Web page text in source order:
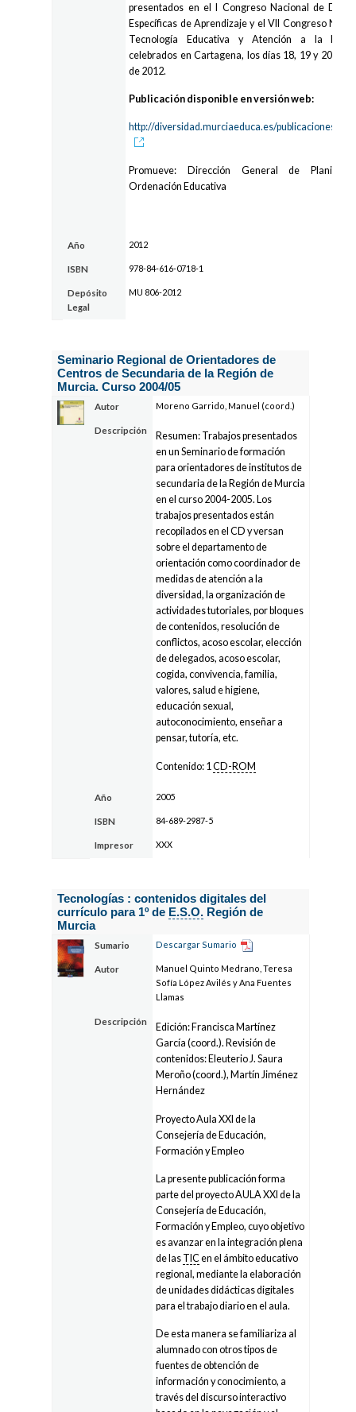
presentados en el I Congreso Nacional de
Específicas de Aprendizaje y el VII Congreso
Tecnología Educativa y Atención a la
celebrados en Cartagena, los días 18, 19 y 20 de
de 2012.
Publicación disponible en versión web:
http://diversidad.murciaeduca.es/publicaciones/
Promueve: Dirección General de
Ordenación Educativa
Año 2012
ISBN 978-84-616-0718-1
Depósito
Legal
MU 806-2012
Seminario Regional de Orientadores de
Centros de Secundaria de la Región de
Murcia. Curso 2004/05
Autor Moreno Garrido, Manuel (coord.)
Descripción
Resumen: Trabajos presentados
en un Seminario de formación
para orientadores de institutos de
secundaria de la Región de Murcia
en el curso 2004-2005. Los
trabajos presentados están
recopilados en el CD y versan
sobre el departamento de
orientación como coordinador de
medidas de atención a la
diversidad, la organización de
actividades tutoriales, por bloques
de contenidos, resolución de
conflictos, acoso escolar, elección
de delegados, acoso escolar,
cogida, convivencia, familia,
valores, salud e higiene,
educación sexual,
autoconocimiento, enseñar a
pensar, tutoría, etc.
Contenido: 1CD-ROM
Año 2005
ISBN 84-689-2987-5
Impresor XXX
Tecnologías : contenidos digitales del
currículo para 1º de E.S.O. Región de
Murcia
Sumario Descargar Sumario
Autor
Manuel Quinto Medrano, Teresa
Sofía López Avilés y Ana Fuentes
Llamas
Descripción
Edición: Francisca Martínez
García (coord.). Revisión de
contenidos: Eleuterio J. Saura
Meroño (coord.), Martín Jiménez
Hernández
Proyecto Aula XXI de la
Consejería de Educación,
Formación y Empleo
La presente publicación forma
parte del proyecto AULA XXI de la
Consejería de Educación,
Formación y Empleo, cuyo objetivo
es avanzar en la integración plena
de las TIC en el ámbito educativo
regional, mediante la elaboración
de unidades didácticas digitales
para el trabajo diario en el aula.
De esta manera se familiariza al
alumnado con otros tipos de
fuentes de obtención de
información y conocimiento, a
través del discurso interactivo